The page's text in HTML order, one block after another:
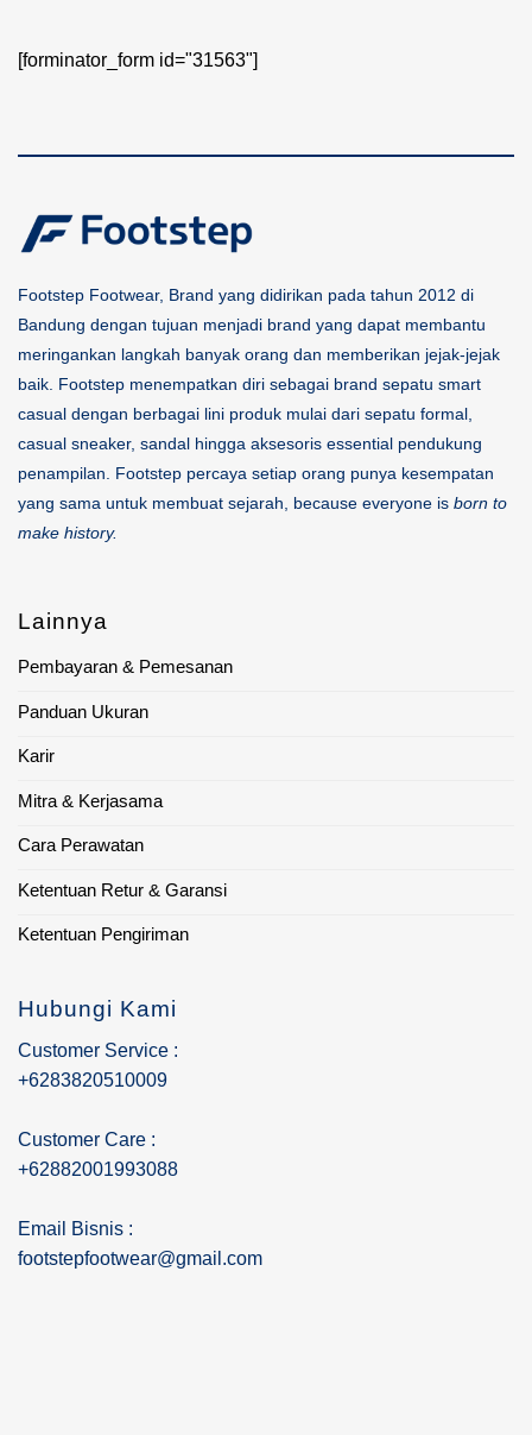
[forminator_form id="31563"]
Footstep Footwear, Brand yang didirikan pada tahun 2012 di
Bandung dengan tujuan menjadi brand yang dapat membantu
meringankan langkah banyak orang dan memberikan jejak-jejak
baik. Footstep menempatkan diri sebagai brand sepatu smart
casual dengan berbagai lini produk mulai dari sepatu formal,
casual sneaker, sandal hingga aksesoris essential pendukung
penampilan. Footstep percaya setiap orang punya kesempatan
yang sama untuk membuat sejarah, because everyone is born to
make history.
Lainnya
Pembayaran & Pemesanan
Panduan Ukuran
Karir
Mitra & Kerjasama
Cara Perawatan
Ketentuan Retur & Garansi
Ketentuan Pengiriman
Hubungi Kami
Customer Service :
+6283820510009
Customer Care :
+62882001993088
Email Bisnis :
footstepfootwear@gmail.com